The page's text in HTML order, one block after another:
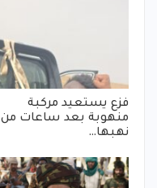
فزع يستعيد مركبة
منهوبة بعد ساعات من
نهبها…